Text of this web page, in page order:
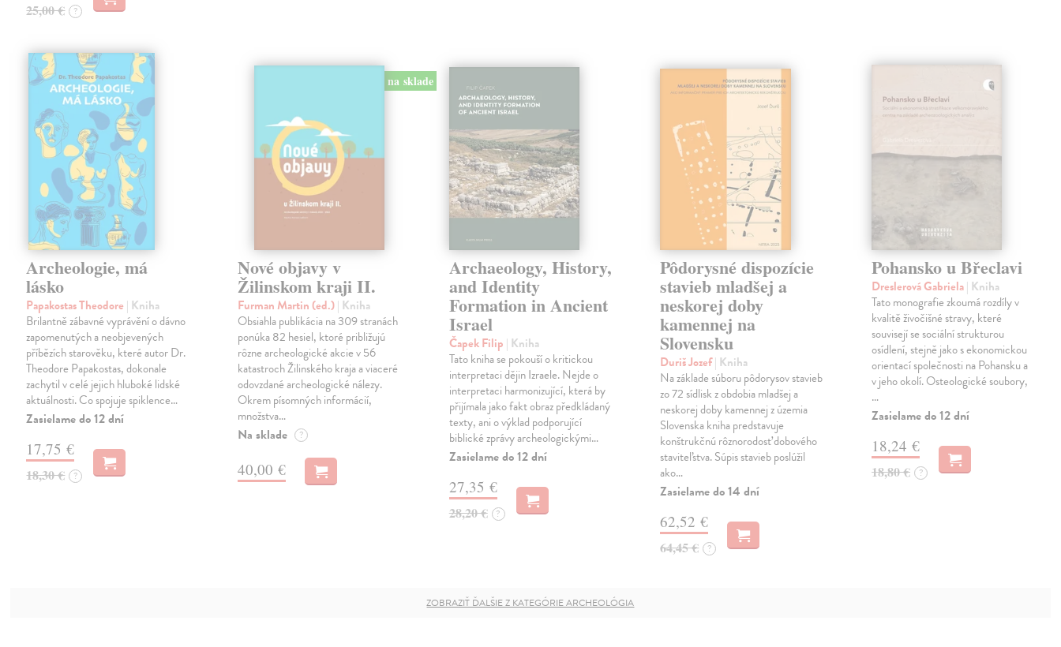
25,00 € ?
Archeologie, má
lásko
Papakostas Theodore | Kniha
Brilantně zábavné vyprávění o dávno
zapomenutých a neobjevených
příbězích starověku, které autor Dr.
Theodore Papakostas, dokonale
zachytil v celé jejich hluboké lidské
aktuálnosti. Co spojuje spiklence…
Zasielame do 12 dní
17,75 €
18,30 € ?
na sklade
Nové objavy v
Žilinskom kraji II.
Furman Martin (ed.)| Kniha
Obsiahla publikácia na 309 stranách
ponúka 82 hesiel, ktoré približujú
rôzne archeologické akcie v 56
katastroch Žilinského kraja a viaceré
odovzdané archeologické nálezy.
Okrem písomných informácií,
množstva…
Na sklade ?
40,00 €
Archaeology, History,
and Identity
Formation in Ancient
Israel
Čapek Filip | Kniha
Tato kniha se pokouší o kritickou
interpretaci dějin Izraele. Nejde o
interpretaci harmonizující, která by
přijímala jako fakt obraz předkládaný
texty, ani o výklad podporující
biblické zprávy archeologickými…
Zasielame do 12 dní
27,35 €
28,20 € ?
Pôdorysné dispozície
stavieb mladšej a
neskorej doby
kamennej na
Slovensku
Duriš Jozef| Kniha
Na základe súboru pôdorysov stavieb
zo 72 sídlisk z obdobia mladšej a
neskorej doby kamennej z územia
Slovenska kniha predstavuje
konštrukčnú rôznorodosť dobového
staviteľstva. Súpis stavieb poslúžil
ako…
Zasielame do 14 dní
62,52 €
64,45 € ?
Pohansko u Břeclavi
Dreslerová Gabriela| Kniha
Tato monografie zkoumá rozdíly v
kvalitě živočišné stravy, které
souvisejí se sociální strukturou
osídlení, stejně jako s ekonomickou
orientací společnosti na Pohansku a
v jeho okolí. Osteologické soubory,
…
Zasielame do 12 dní
18,24 €
18,80 € ?
ZOBRAZIŤ ĎALŠIE Z KATEGÓRIE ARCHEOLÓGIA